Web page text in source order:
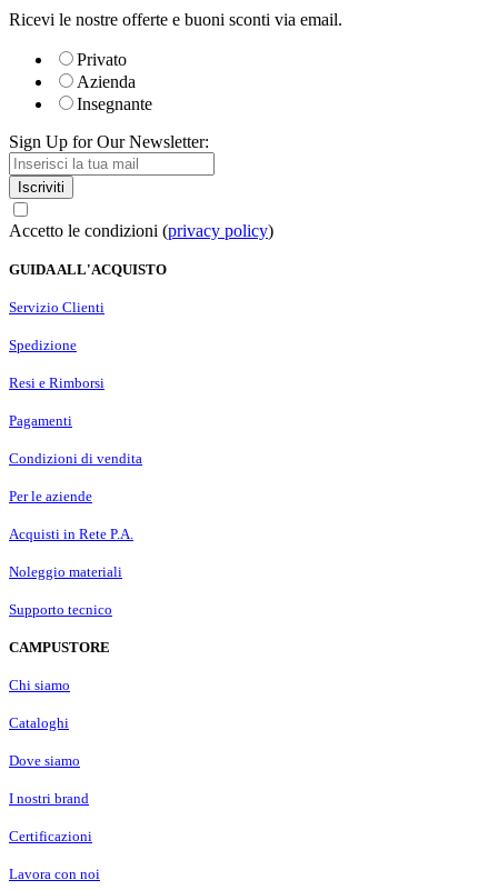
Ricevi le nostre offerte e buoni sconti via email.
Privato
Azienda
Insegnante
Sign Up for Our Newsletter:
Iscriviti
Accetto le condizioni (privacy policy)
GUIDA ALL'ACQUISTO
Servizio Clienti
Spedizione
Resi e Rimborsi
Pagamenti
Condizioni di vendita
Per le aziende
Acquisti in Rete P.A.
Noleggio materiali
Supporto tecnico
CAMPUSTORE
Chi siamo
Cataloghi
Dove siamo
I nostri brand
Certificazioni
Lavora con noi